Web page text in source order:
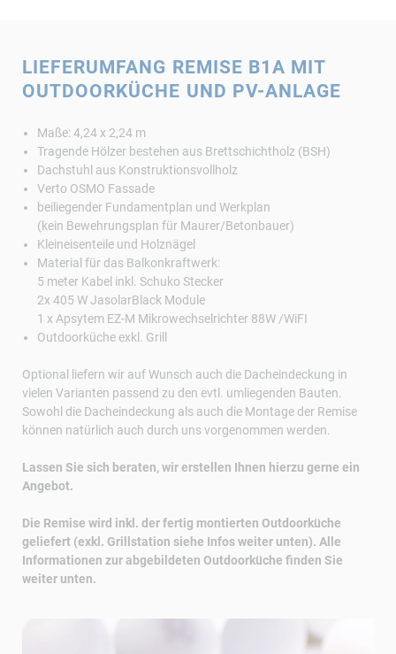
LIEFERUMFANG REMISE B1A MIT
OUTDOORKÜCHE UND PV-ANLAGE
Maße: 4,24 x 2,24 m
Tragende Hölzer bestehen aus Brettschichtholz (BSH)
Dachstuhl aus Konstruktionsvollholz
Verto OSMO Fassade
beiliegender Fundamentplan und Werkplan
(kein Bewehrungsplan für Maurer/Betonbauer)
Kleineisenteile und Holznägel
Material für das Balkonkraftwerk:
5 meter Kabel inkl. Schuko Stecker
2x 405 W JasolarBlack Module
1 x Apsytem EZ-M Mikrowechselrichter 88W /WiFI
Outdoorküche exkl. Grill
Optional liefern wir auf Wunsch auch die Dacheindeckung in
vielen Varianten passend zu den evtl. umliegenden Bauten.
Sowohl die Dacheindeckung als auch die Montage der Remise
können natürlich auch durch uns vorgenommen werden.
Lassen Sie sich beraten, wir erstellen Ihnen hierzu gerne ein
Angebot.
Die Remise wird inkl. der fertig montierten Outdoorküche
geliefert (exkl. Grillstation siehe Infos weiter unten). Alle
Informationen zur abgebildeten Outdoorküche finden Sie
weiter unten.